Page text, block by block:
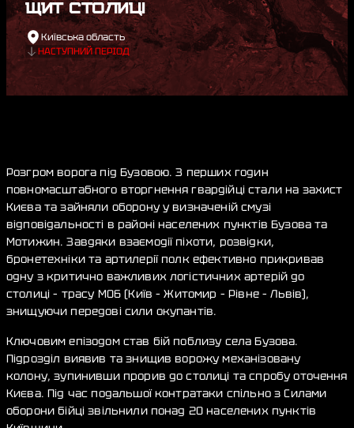
ЩИТ СТОЛИЦІ
Київська область
НАСТУПНИЙ ПЕРІОД
Розгром ворога під Бузовою. З перших годин
повномасштабного вторгнення гвардійці стали на захист
Києва та зайняли оборону у визначеній смузі
відповідальності в районі населених пунктів Бузова та
Мотижин. Завдяки взаємодії піхоти, розвідки,
бронетехніки та артилерії полк ефективно прикривав
одну з критично важливих логістичних артерій до
столиці – трасу М06 (Київ – Житомир – Рівне – Львів),
знищуючи передові сили окупантів.
Ключовим епізодом став бій поблизу села Бузова.
Підрозділ виявив та знищив ворожу механізовану
колону, зупинивши прорив до столиці та спробу оточення
Києва. Під час подальшої контратаки спільно з Силами
оборони бійці звільнили понад 20 населених пунктів